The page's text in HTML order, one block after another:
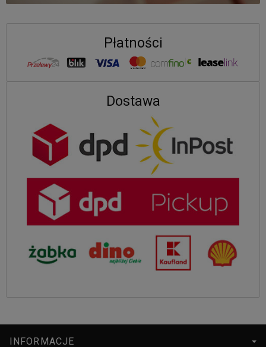
Płatności
Dostawa
INFORMACJE